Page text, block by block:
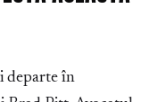
departe în